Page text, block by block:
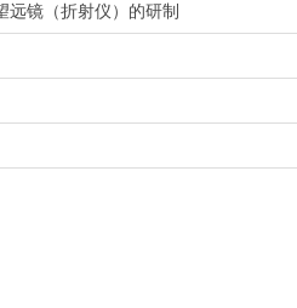
远镜（折射仪）的研制